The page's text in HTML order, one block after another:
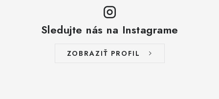
Sledujte nás na Instagrame
ZOBRAZIŤ PROFIL